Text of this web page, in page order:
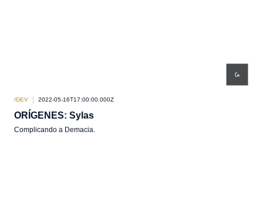
/DEV 2022-05-16T17:00:00.000Z
ORÍGENES: Sylas
Complicando a Demacia.